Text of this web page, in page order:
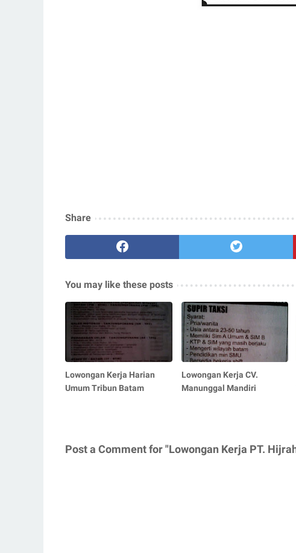
Share
You may like these posts
Lowongan Kerja Harian
Umum Tribun Batam
Lowongan Kerja CV.
Manunggal Mandiri
Post a Comment for "Lowongan Kerja PT.